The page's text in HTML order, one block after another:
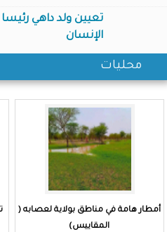
تعيين ولد داهي
الإنسان
محليات
أمطار هامة في مناطق بولاية لعصابه (
المقاييس)